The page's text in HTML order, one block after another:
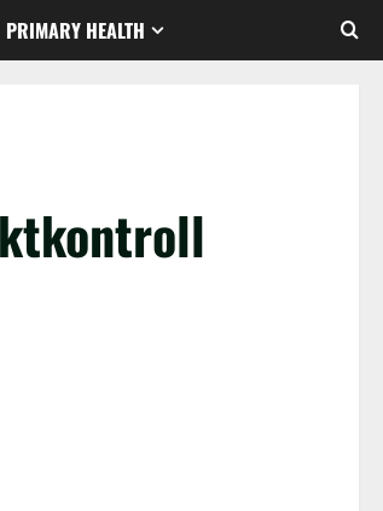
PRIMARY HEALTH